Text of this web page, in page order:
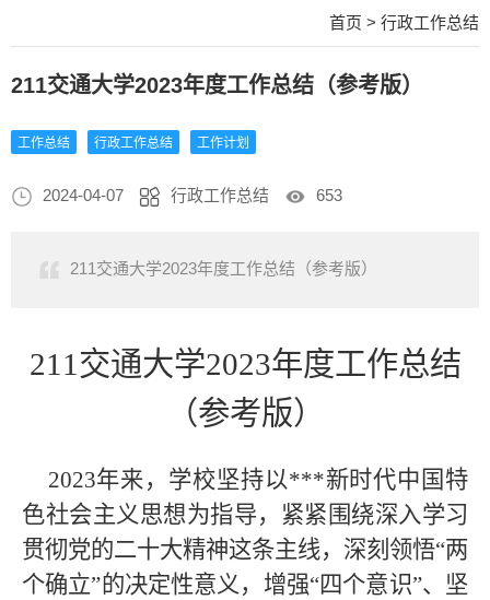
首页 > 行政工作总结
211交通大学2023年度工作总结（参考版）
工作总结 行政工作总结 工作计划
2024-04-07 行政工作总结 653
211交通大学2023年度工作总结（参考版）
211交通大学2023年度工作总结
（参考版）
2023年来， 学校坚持以***新时代中国特
色社会主义思想为指导，紧紧围绕深入学习
贯彻党的二十大精神这条主线，深刻领悟“两
个确立”的决定性意义，增强“四个意识”、坚